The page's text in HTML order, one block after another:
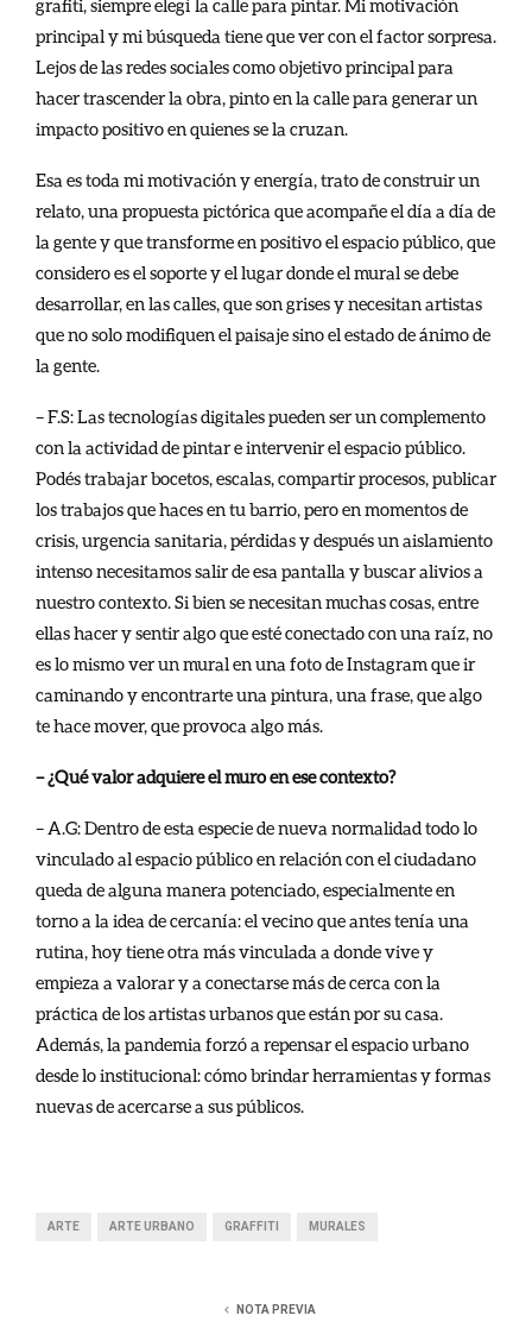
grafiti, siempre elegí la calle para pintar. Mi motivación
principal y mi búsqueda tiene que ver con el factor sorpresa.
Lejos de las redes sociales como objetivo principal para
hacer trascender la obra, pinto en la calle para generar un
impacto positivo en quienes se la cruzan.
Esa es toda mi motivación y energía, trato de construir un
relato, una propuesta pictórica que acompañe el día a día de
la gente y que transforme en positivo el espacio público, que
considero es el soporte y el lugar donde el mural se debe
desarrollar, en las calles, que son grises y necesitan artistas
que no solo modifiquen el paisaje sino el estado de ánimo de
la gente.
– F.S: Las tecnologías digitales pueden ser un complemento
con la actividad de pintar e intervenir el espacio público.
Podés trabajar bocetos, escalas, compartir procesos, publicar
los trabajos que haces en tu barrio, pero en momentos de
crisis, urgencia sanitaria, pérdidas y después un aislamiento
intenso necesitamos salir de esa pantalla y buscar alivios a
nuestro contexto. Si bien se necesitan muchas cosas, entre
ellas hacer y sentir algo que esté conectado con una raíz, no
es lo mismo ver un mural en una foto de Instagram que ir
caminando y encontrarte una pintura, una frase, que algo
te hace mover, que provoca algo más.
– ¿Qué valor adquiere el muro en ese contexto?
– A.G: Dentro de esta especie de nueva normalidad todo lo
vinculado al espacio público en relación con el ciudadano
queda de alguna manera potenciado, especialmente en
torno a la idea de cercanía: el vecino que antes tenía una
rutina, hoy tiene otra más vinculada a donde vive y
empieza a valorar y a conectarse más de cerca con la
práctica de los artistas urbanos que están por su casa.
Además, la pandemia forzó a repensar el espacio urbano
desde lo institucional: cómo brindar herramientas y formas
nuevas de acercarse a sus públicos.
ARTE ARTE URBANO GRAFFITI MURALES
NOTA PREVIA